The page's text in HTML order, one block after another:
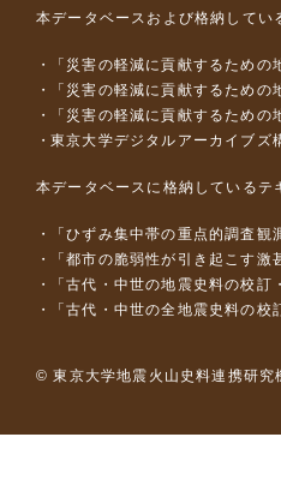
本データベースおよび格納して
「災害の軽減に貢献するため
「災害の軽減に貢献するため
「災害の軽減に貢献するため
東京大学デジタルアーカイブズ
本データベースに格納している
「ひずみ集中帯の重点的調査
「都市の脆弱性が引き起こす
「古代・中世の地震史料の校
「古代・中世の全地震史料の
© 東京大学地震火山史料連携研究